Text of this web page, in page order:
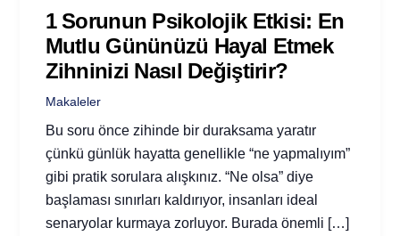
1 Sorunun Psikolojik Etkisi: En
Mutlu Gününüzü Hayal Etmek
Zihninizi Nasıl Değiştirir?
Makaleler
Bu soru önce zihinde bir duraksama yaratır
çünkü günlük hayatta genellikle “ne yapmalıyım”
gibi pratik sorulara alışkınız. “Ne olsa” diye
başlaması sınırları kaldırıyor, insanları ideal
senaryolar kurmaya zorluyor. Burada önemli […]